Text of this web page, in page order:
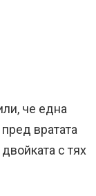
че една
вратата
с тях